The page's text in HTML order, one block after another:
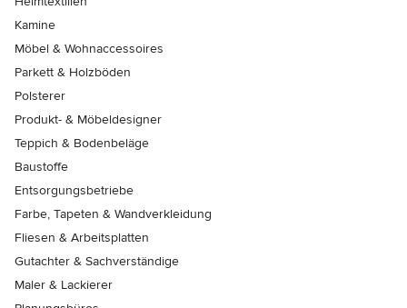
Kamine
Möbel & Wohnaccessoires
Parkett & Holzböden
Polsterer
Produkt- & Möbeldesigner
Teppich & Bodenbeläge
Baustoffe
Entsorgungsbetriebe
Farbe, Tapeten & Wandverkleidung
Fliesen & Arbeitsplatten
Gutachter & Sachverständige
Maler & Lackierer